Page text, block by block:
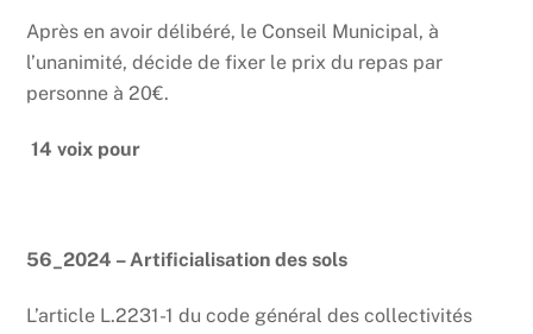
Après en avoir délibéré, le Conseil Municipal, à
l’unanimité, décide de fixer le prix du repas par
personne à 20€.
14 voix pour
56_2024 – Artificialisation des sols
L’article L.2231-1 du code général des collectivités